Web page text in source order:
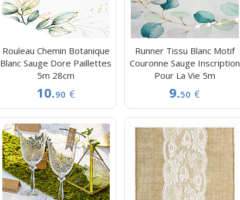
Rouleau Chemin Botanique
Blanc Sauge Dore Paillettes
5m 28cm
10.90 €
Runner Tissu Blanc Motif
Couronne Sauge Inscription
Pour La Vie 5m
9.50 €